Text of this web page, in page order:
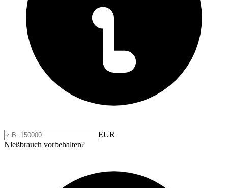
EUR
Nießbrauch vorbehalten?